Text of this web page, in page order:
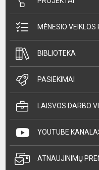
MĖNESIO VEIKLOS
BIBLIOTEKA
PASIEKIMAI
LAISVOS DARBO
YOUTUBE
ATNAUJINIMŲ